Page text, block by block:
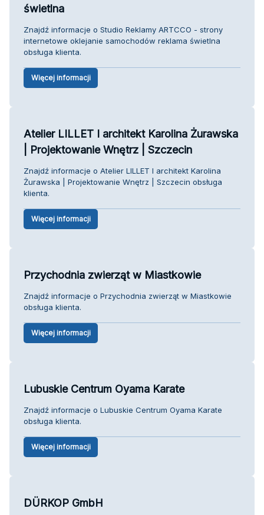
świetlna
Znajdź informacje o Studio Reklamy ARTCCO - strony
internetowe oklejanie samochodów reklama świetlna
obsługa klienta.
Więcej informacji
Atelier LILLET I architekt Karolina Żurawska
| Projektowanie Wnętrz | Szczecin
Znajdź informacje o Atelier LILLET I architekt Karolina
Żurawska | Projektowanie Wnętrz | Szczecin obsługa
klienta.
Więcej informacji
Przychodnia zwierząt w Miastkowie
Znajdź informacje o Przychodnia zwierząt w Miastkowie
obsługa klienta.
Więcej informacji
Lubuskie Centrum Oyama Karate
Znajdź informacje o Lubuskie Centrum Oyama Karate
obsługa klienta.
Więcej informacji
DÜRKOP GmbH